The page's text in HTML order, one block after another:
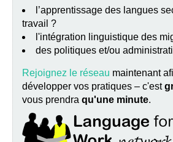
l’apprentissage des langues
travail ?
l'intégration linguistique des
des politiques et/ou
Rejoignez le réseau maintenant
développer vos pratiques – c'est
vous prendra qu'une minute.